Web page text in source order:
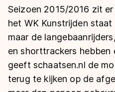
Inlineskaten
Kunstschaatsen
Schoonrijden
Natuurijs
Langebaan
Shorttrack
Marathon
Inlineskaten
Kunstschaatsen
Tijden & historie
Ranglijsten Langebaan
Persoonlijke records &
Historie & statistiek
De weg op
Inschrijven wedstrijden
Schaatsfans
Seizoen 2015/2016 zit
het WK Kunstrijden
maar de
en shorttrackers hebben
geeft schaatsen.nl de
terug te kijken op de